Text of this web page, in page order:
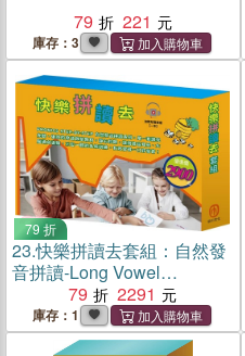
79
221
庫存：3
79 折
23.快樂拼讀去套組：自然發
音拼讀-Long Vowel
Digraphs+Gliding Vowels+
R-Controlled
Vowels+Blends and
79 2291
庫存：1